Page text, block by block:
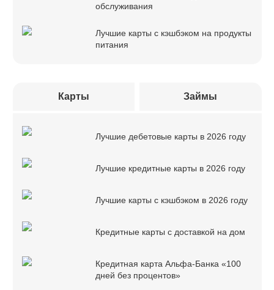
обслуживания
Лучшие карты с кэшбэком на продукты
питания
Карты Займы
Лучшие дебетовые карты в 2026 году
Лучшие кредитные карты в 2026 году
Лучшие карты с кэшбэком в 2026 году
Кредитные карты с доставкой на дом
Кредитная карта Альфа-Банка «100
дней без процентов»